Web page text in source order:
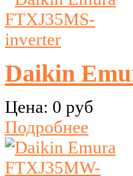
Daikin
Цена: 0 руб
Подробнее